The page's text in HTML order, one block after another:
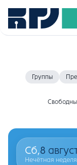
Группы
Сб,8
Нечётная неделя